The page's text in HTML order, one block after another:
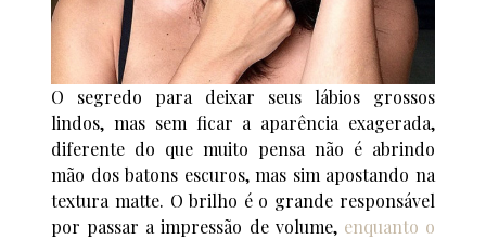
O segredo para deixar seus lábios grossos
lindos, mas sem ficar a aparência exagerada,
diferente do que muito pensa não é abrindo
mão dos batons escuros, mas sim apostando na
textura matte. O brilho é o grande responsável
por passar a impressão de volume, enquanto o